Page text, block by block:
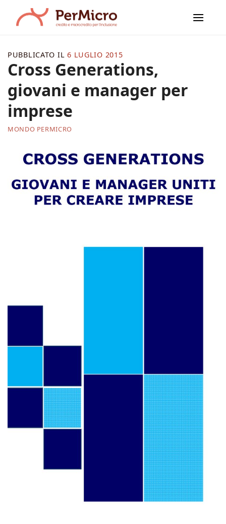
contenuti
MONDO PERMICRO
Cross Generations,
giovani e manager per
imprese
PUBBLICATO IL6 LUGLIO 2015